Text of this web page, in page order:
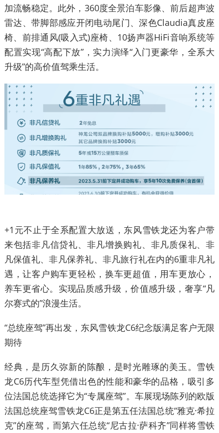
加流畅稳定。此外，360度全景泊车影像、前后超声波
雷达、带脚部感应开闭电动尾门、深色Claudia真皮座
椅、前排通风(吸入式)座椅、10扬声器HiFi音响系统等
配置实现“高配下放”，实力演绎“入门更豪华，全系大
升级”的高价值驾乘生活。
+1元不止于全系配置大放送，东风雪铁龙还为客户带
来包括非凡信贷礼、非凡增换购礼、非凡质保礼、非
凡保值礼、非凡保养礼、非凡旅行礼在内的6重非凡礼
遇，让客户购车更轻松，换车更超值，用车更放心，
养车更省心。实现品质感升级，价值感升级，奢享“凡
尔赛式的”浪漫生活。
“总统座驾”再出发，东风雪铁龙C6纪念版满足客户无限
期待
经典，是历久弥新的陈酿，是时光雕琢的美玉。雪铁
龙C6历代车型凭借出色的性能和豪华的品格，吸引多
位法国总统选择它为“专属座驾”。车展现场陈列的欧版
法国总统座驾雪铁龙C6正是第五任法国总统“雅克·希拉
克”的座驾，而第六任总统“尼古拉·萨科齐”同样将雪铁